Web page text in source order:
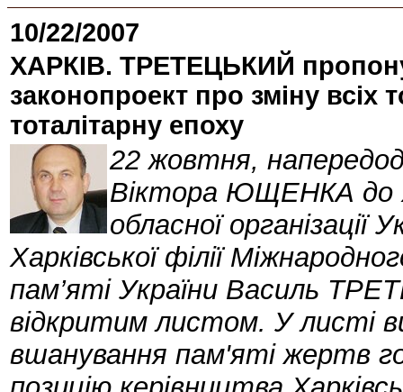
10/22/2007
ХАРКІВ. ТРЕТЕЦЬКИЙ
законопроект про зміну
тоталітарну епоху
22 жовтня,
Віктора ЮЩЕНКА до
обласної організації
Харківської філії
пам’яті України Василь
відкритим листом. У листі
вшанування пам'яті жертв